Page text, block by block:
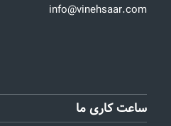
info@vinehsaar.com
ساعت کاری ما